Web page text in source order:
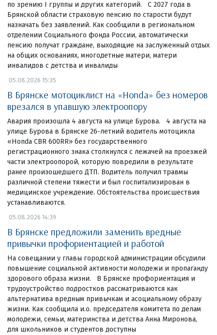
по зрению I группы и других категорий. С 2027 года в
Брянской области страховую пенсию по старости будут
назначать без заявлений. Как сообщили в региональном
отделении Социального фонда России, автоматически
пенсию получат граждане, выходящие на заслуженный отдых
на общих основаниях, многодетные матери, матери
инвалидов с детства и инвалиды
05.08.2026 15:35
В Брянске мотоциклист на «Honda» без номеров
врезался в упавшую электроопору
Авария произошла 4 августа на улице Бурова. 4 августа на
улице Бурова в Брянске 26-летний водитель мотоцикла
«Honda CBR 600RR» без государственного
регистрационного знака столкнулся с лежачей на проезжей
части электроопорой, которую повредили в результате
ранее произошедшего ДТП. Водитель получил травмы
различной степени тяжести и был госпитализирован в
медицинское учреждение. Обстоятельства происшествия
устанавливаются.
05.08.2026 14:39
В Брянске предложили заменить вредные
привычки профориентацией и работой
На совещании у главы городской администрации обсудили
повышение социальной активности молодежи и пропаганду
здорового образа жизни. В Брянске профориентация и
трудоустройство подростков рассматриваются как
альтернатива вредным привычкам и асоциальному образу
жизни. Как сообщила и.о. председателя комитета по делам
молодежи, семьи, материнства и детства Анна Миронова,
для школьников и студентов доступны